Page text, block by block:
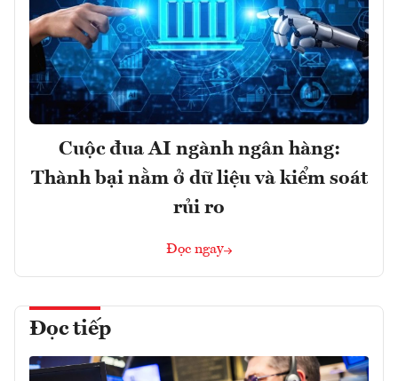
Cuộc đua AI ngành ngân hàng:
Thành bại nằm ở dữ liệu và kiểm soát
rủi ro
Đọc ngay
Đọc tiếp